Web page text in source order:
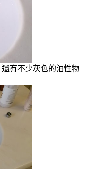
有不少灰色的油性物